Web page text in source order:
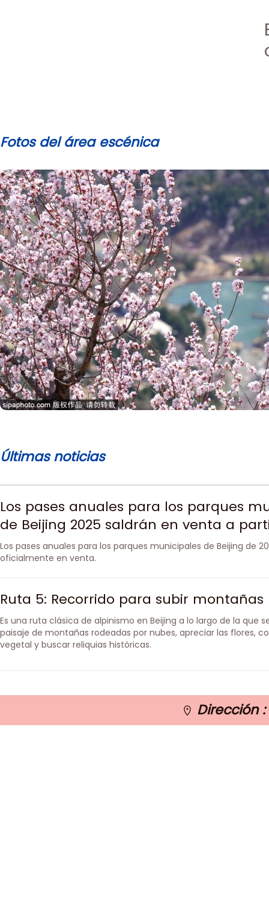
Fotos del área escénica
Últimas noticias
Los pases anuales para los parques
de Beijing 2025 saldrán en venta a
diciembre
Los pases anuales para los parques municipales de Beijing de
oficialmente en venta.
Ruta 5: Recorrido para subir montañas
Es una ruta clásica de alpinismo en Beijing a lo largo de la que
paisaje de montañas rodeadas por nubes, apreciar las flores,
vegetal y buscar reliquias históricas.
Dirección :